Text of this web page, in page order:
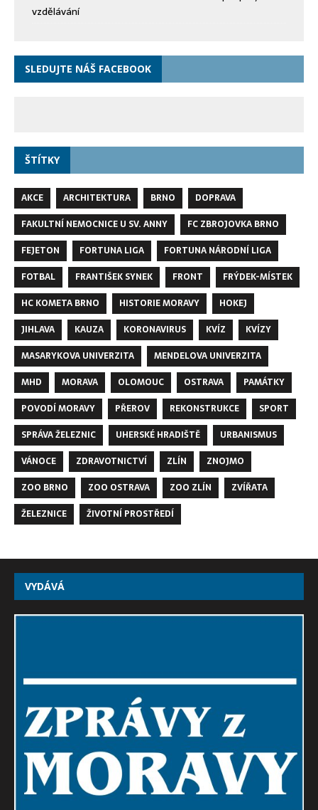
vzdělávání
SLEDUJTE NÁŠ FACEBOOK
ŠTÍTKY
AKCE ARCHITEKTURA BRNO
DOPRAVA
FAKULTNÍ NEMOCNICE U SV. ANNY
FC ZBROJOVKA BRNO
FEJETON
FORTUNA LIGA
FORTUNA NÁRODNÍ LIGA
FOTBAL
FRANTIŠEK SYNEK FRONT
FRÝDEK-MÍSTEK
HC KOMETA BRNO
HISTORIE MORAVY
HOKEJ
JIHLAVA
KAUZA KORONAVIRUS KVÍZ
KVÍZY
MASARYKOVA UNIVERZITA
MENDELOVA UNIVERZITA
MHD
MORAVA OLOMOUC OSTRAVA
PAMÁTKY
POVODÍ MORAVY
PŘEROV REKONSTRUKCE
SPORT
SPRÁVA ŽELEZNIC
UHERSKÉ HRADIŠTĚ
URBANISMUS
VÁNOCE
ZDRAVOTNICTVÍ ZLÍN
ZNOJMO
ZOO BRNO
ZOO OSTRAVA ZOO ZLÍN
ZVÍŘATA
ŽELEZNICE
ŽIVOTNÍ PROSTŘEDÍ
VYDÁVÁ